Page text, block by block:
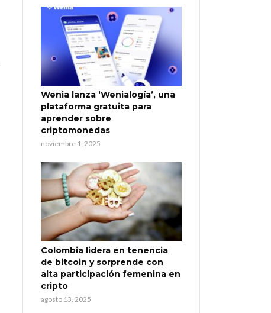
Wenia lanza ‘Wenialogía’, una
plataforma gratuita para
aprender sobre
criptomonedas
noviembre 1, 2025
Colombia lidera en tenencia
de bitcoin y sorprende con
alta participación femenina en
cripto
agosto 13, 2025